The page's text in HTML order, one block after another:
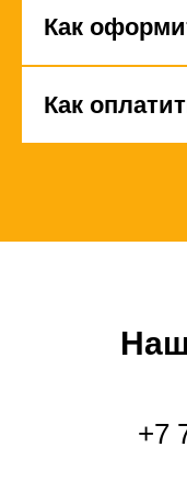
Как
Как
+7